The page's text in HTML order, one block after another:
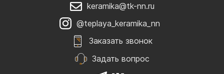
keramika@tk-nn.ru
@teplaya_keramika_nn
Заказать звонок
Задать вопрос